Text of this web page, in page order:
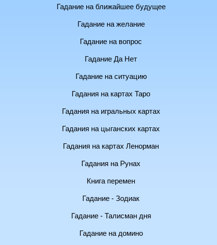
Гадание на ближайшее будущее
Гадание на желание
Гадание на вопрос
Гадание Да Нет
Гадание на ситуацию
Гадания на картах Таро
Гадания на игральных картах
Гадания на цыганских картах
Гадания на картах Ленорман
Гадания на Рунах
Книга перемен
Гадание - Зодиак
Гадание - Талисман дня
Гадание на домино